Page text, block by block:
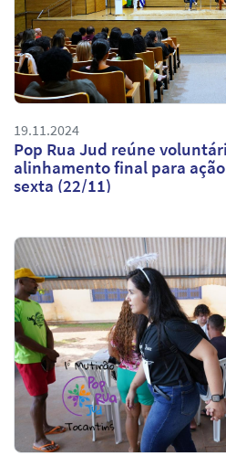
19.11.2024
Pop Rua Jud reúne
alinhamento final para
sexta (22/11)